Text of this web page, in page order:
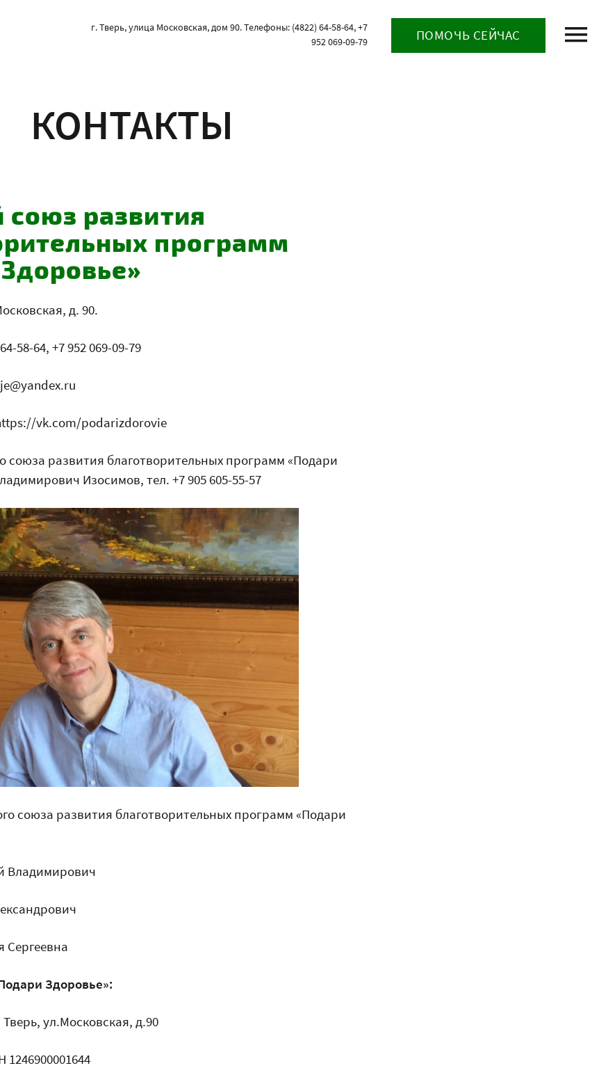
г. Тверь, улица Московская, дом 90. Телефоны: (4822) 64-58-64, +7
952 069-09-79
ПОМОЧЬ СЕЙЧАС
КОНТАКТЫ
союз развития
программ
д. 90.
58-64, +7 952 069-09-79
vk.com/podarizdorovie
союза развития благотворительных программ «Подари
Изосимов, тел. +7 905 605-55-57
союза развития благотворительных программ «Подари
Владимирович
Сергеевна
Здоровье»:
ул.Московская, д.90